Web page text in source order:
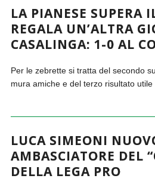
LA PIANESE SUPERA
REGALA UN’ALTRA
CASALINGA: 1-0 AL
Per le zebrette si tratta del secondo
mura amiche e del terzo risultato utile
LUCA SIMEONI
AMBASCIATORE DEL
DELLA LEGA PRO